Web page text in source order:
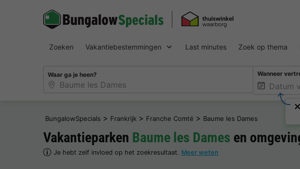
Zoeken Vakantiebestemmingen Last minutes Zoek op thema
Waar ga je heen? Wanneer
BungalowSpecials > Frankrijk > Franche Comté > Baume les Dames
Vakantieparken Baume les Dames en
Je hebt zelf invloed op het zoekresultaat. Meer weten